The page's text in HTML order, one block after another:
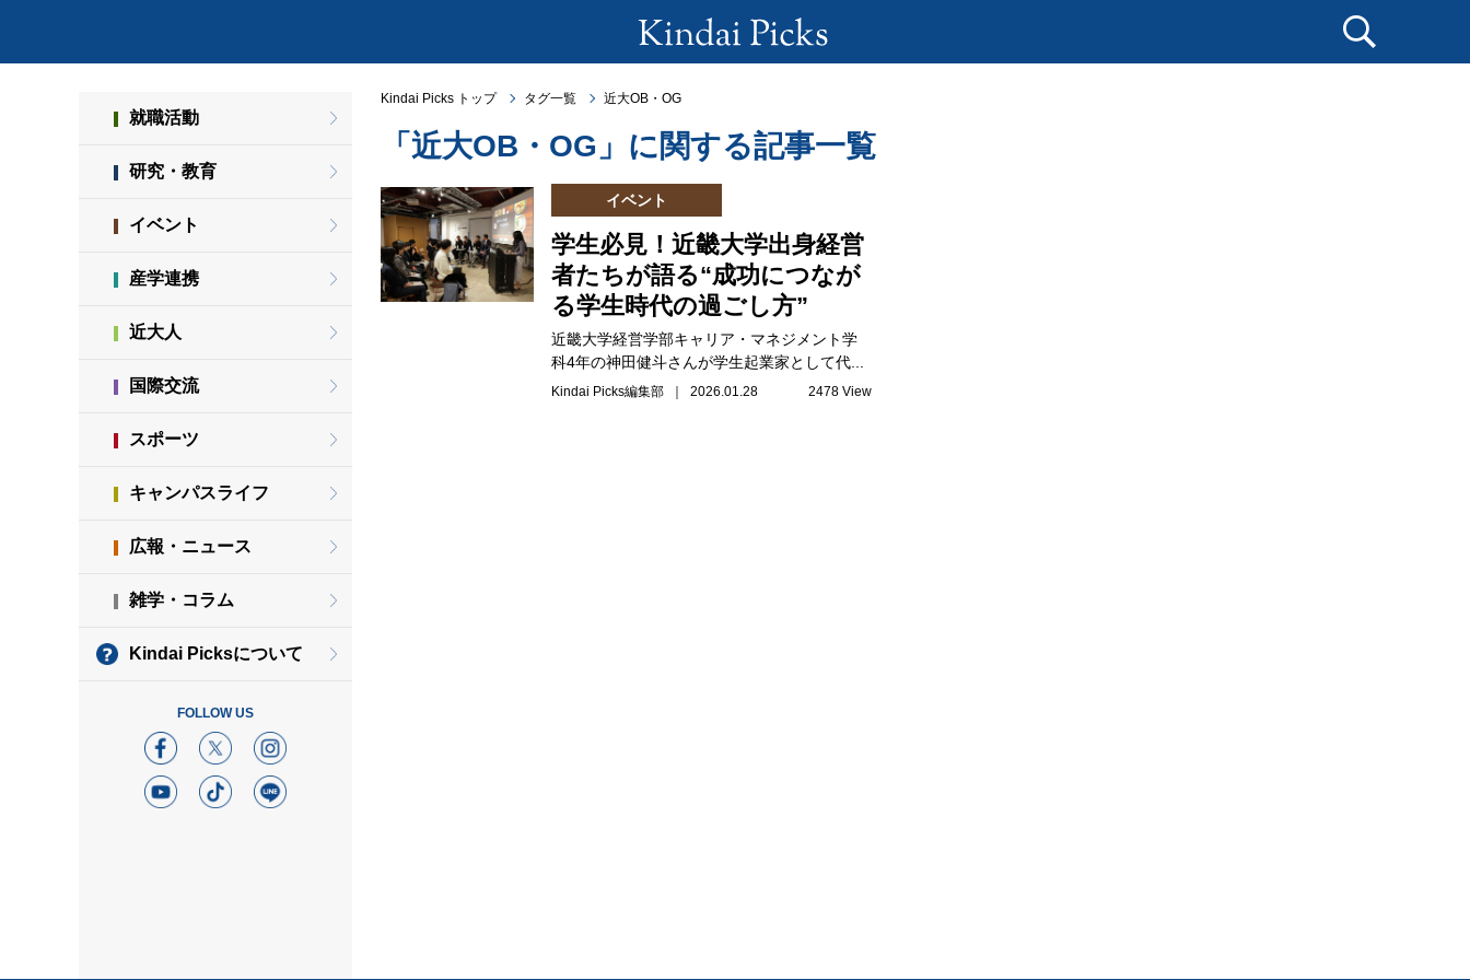
Kindai Picks トップ タグ一覧 近大OB・OG
「近大OB・OG」に関する記事一覧
イベント
学生必見！近畿大学出身経営
者たちが語る“成功につなが
る学生時代の過ごし方”
近畿大学経営学部キャリア・マネジメント学
科4年の神田健斗さんが学生起業家として代...
Kindai Picks編集部 ｜ 2026.01.28 2478 View
就職活動
研究・教育
イベント
産学連携
近大人
国際交流
スポーツ
キャンパスライフ
広報・ニュース
雑学・コラム
Kindai Picksについて
FOLLOW US